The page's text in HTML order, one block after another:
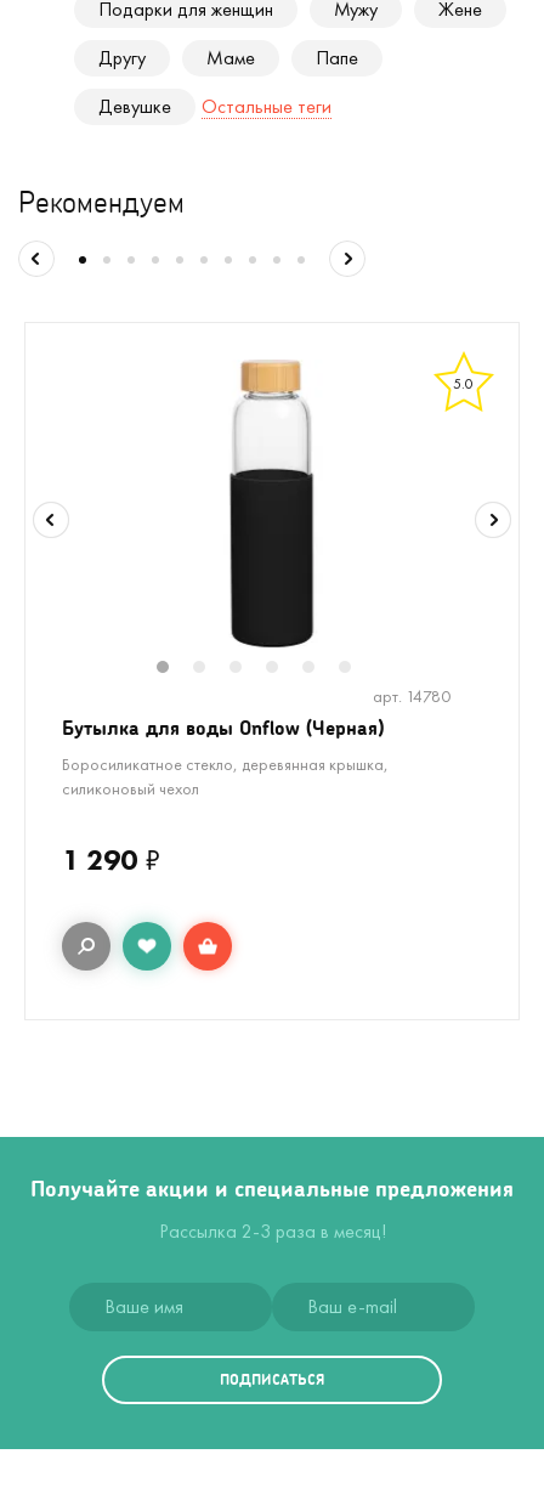
Подарки для женщин Мужу
Жене
Другу
Маме
Папе
Девушке
Остальные теги
Рекомендуем
5.0
арт. 14780
Бутылка для воды Onflow (Черная)
Боросиликатное стекло, деревянная крышка,
силиконовый чехол
1 290 ₽
Получайте акции и специальные предложения
Рассылка 2-3 раза в месяц!
ПОДПИСАТЬСЯ